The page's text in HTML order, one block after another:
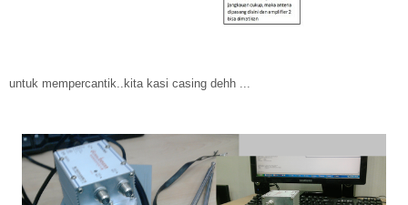
untuk mempercantik..kita kasi casing dehh ...